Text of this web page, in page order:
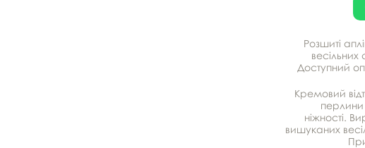
Розшиті
весільних
Доступний
Кремовий
перлини
ніжності.
вишуканих